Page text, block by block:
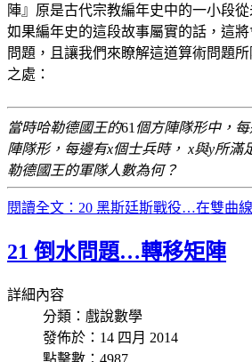
陣』原是古代宗教編年史中的一小段
如果編年史的這段故事屬實的話，這
問題，且讓我們來瞭解這道算術問題
之處：
當時哈勒德國王的61 個方陣隊形中，
陣隊形，每邊有x個士兵時， x與y所滿
勒德國王的軍隊人數為何？
閱讀全文：20 黑斯廷斯戰役…在雙曲
21 倒水問題…轉移矩陣
詳細內容
分類：戲說數學
發佈於：14 四月 2014